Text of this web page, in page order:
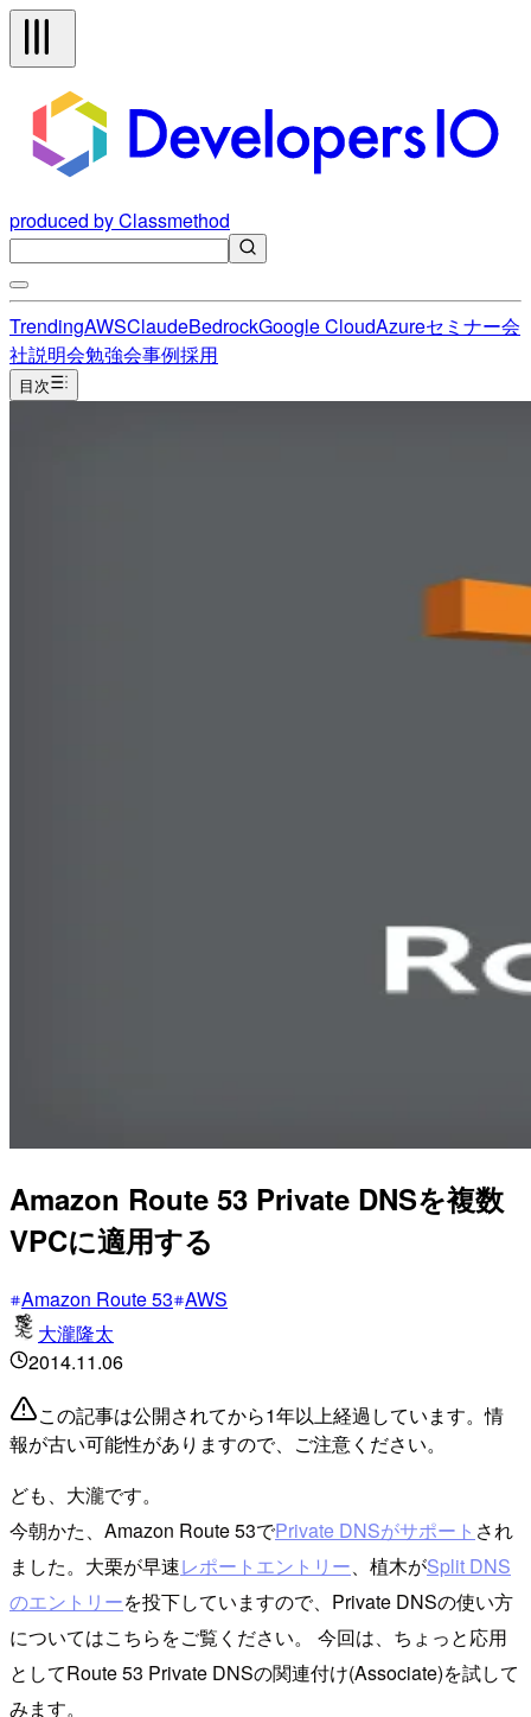
produced by Classmethod
TrendingAWSClaudeBedrockGoogle CloudAzureセミナー会
社説明会勉強会事例採用
目次
Amazon Route 53 Private DNSを複数
VPCに適用する
Amazon Route 53 AWS
大瀧隆太
2014.11.06
この記事は公開されてから1年以上経過しています。情
報が古い可能性がありますので、ご注意ください。
ども、大瀧です。
今朝かた、Amazon Route 53でPrivate DNSがサポート され
ました。大栗が早速レポートエントリー 、植木がSplit DNS
のエントリーを投下していますので、Private DNSの使い方
についてはこちらをご覧ください。 今回は、ちょっと応用
としてRoute 53 Private DNSの関連付け(Associate)を試して
みます。